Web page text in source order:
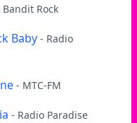
Bandit Rock
Baby - Radio
- MTC-FM
- Radio Paradise